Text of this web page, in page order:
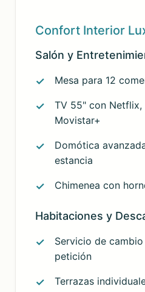
Confort Interior
Salón y
Mesa para 12
TV 55" con Netflix,
Movistar+
Domótica
estancia
Chimenea con
Habitaciones y
Servicio de
petición
Terrazas